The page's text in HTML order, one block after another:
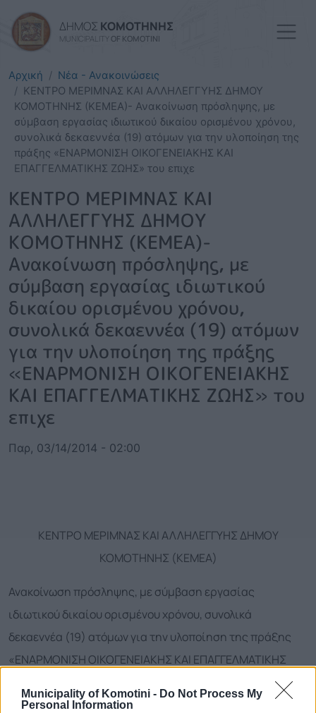
Municipality of Komotini - Do Not Process My
Personal Information
ΔΗΜΟΣ ΚΟΜΟΤΗΝΗΣ
MUNICIPALITY OF KOMOTINI
Αρχική
Νέα - Ανακοινώσεις
ΚΕΝΤΡΟ ΜΕΡΙΜΝΑΣ ΚΑΙ ΑΛΛΗΛΕΓΓΥΗΣ ΔΗΜΟΥ
ΚΟΜΟΤΗΝΗΣ (ΚΕΜΕΑ)- Ανακοίνωση πρόσληψης, με
σύμβαση εργασίας ιδιωτικού δικαίου ορισμένου χρόνου,
συνολικά δεκαεννέα (19) ατόμων για την υλοποίηση της
πράξης «ΕΝΑΡΜΟΝΙΣΗ ΟΙΚΟΓΕΝΕΙΑΚΗΣ ΚΑΙ
ΕΠΑΓΓΕΛΜΑΤΙΚΗΣ ΖΩΗΣ» του επιχε
ΚΕΝΤΡΟ ΜΕΡΙΜΝΑΣ ΚΑΙ
ΑΛΛΗΛΕΓΓΥΗΣ ΔΗΜΟΥ
ΚΟΜΟΤΗΝΗΣ (ΚΕΜΕΑ)-
Ανακοίνωση πρόσληψης, με
σύμβαση εργασίας ιδιωτικού
δικαίου ορισμένου χρόνου,
συνολικά δεκαεννέα (19) ατόμων
για την υλοποίηση της πράξης
«ΕΝΑΡΜΟΝΙΣΗ ΟΙΚΟΓΕΝΕΙΑΚΗΣ
ΚΑΙ ΕΠΑΓΓΕΛΜΑΤΙΚΗΣ ΖΩΗΣ» του
επιχε
Παρ, 03/14/2014 - 02:00
ΚΕΝΤΡΟ ΜΕΡΙΜΝΑΣ ΚΑΙ ΑΛΛΗΛΕΓΓΥΗΣ ΔΗΜΟΥ
ΚΟΜΟΤΗΝΗΣ (ΚΕΜΕΑ)
Ανακοίνωση πρόσληψης, με σύμβαση εργασίας
ιδιωτικού δικαίου ορισμένου χρόνου, συνολικά
δεκαεννέα (19) ατόμων για την υλοποίηση της πράξης
«ΕΝΑΡΜΟΝΙΣΗ ΟΙΚΟΓΕΝΕΙΑΚΗΣ ΚΑΙ ΕΠΑΓΓΕΛΜΑΤΙΚΗΣ
ΖΩΗΣ» του επιχειρησιακού προγράμματος «ΑΝΑΠΤΥΞΗ
ΑΝΘΡΩΠΙΝΟΥ ΔΥΝΑΜΙΚΟΥ»